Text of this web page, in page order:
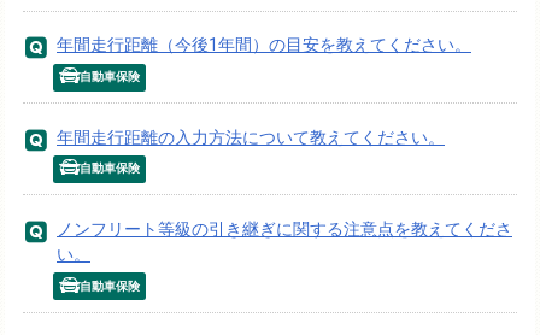
年間走行距離（今後1年間）の目安を教えてください。
自動車保険
年間走行距離の入力方法について教えてください。
自動車保険
ノンフリート等級の引き継ぎに関する注意点を教えてくださ
い。
自動車保険